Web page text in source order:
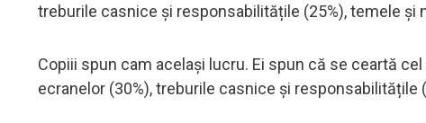
treburile casnice și responsabilitățile (25%), temele și
Copiii spun cam același lucru. Ei spun că se ceartă
ecranelor (30%), treburile casnice și responsabilitățile